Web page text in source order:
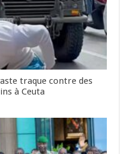
traque contre des
à Ceuta